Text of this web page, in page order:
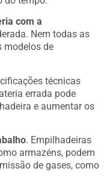
com a
Nem todas as
modelos de
técnicas
errada pode
e aumentar os
. Empilhadeiras
armazéns, podem
de gases, como